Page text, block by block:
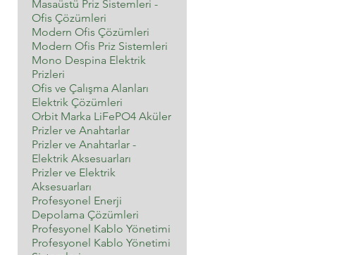
Masaüstü Priz Sistemleri -
Ofis Çözümleri
Modern Ofis Çözümleri
Modern Ofis Priz Sistemleri
Mono Despina Elektrik
Prizleri
Ofis ve Çalışma Alanları
Elektrik Çözümleri
Orbit Marka LiFePO4 Aküler
Prizler ve Anahtarlar
Prizler ve Anahtarlar -
Elektrik Aksesuarları
Prizler ve Elektrik
Aksesuarları
Profesyonel Enerji
Depolama Çözümleri
Profesyonel Kablo Yönetimi
Profesyonel Kablo Yönetimi